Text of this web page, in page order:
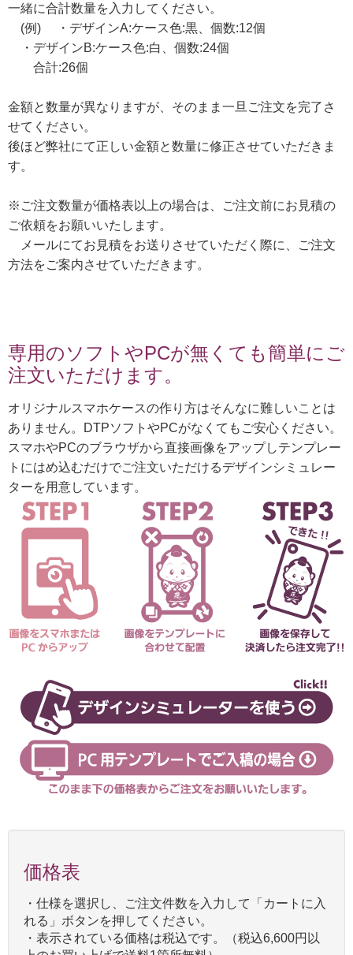
一緒に合計数量を入力してください。
(例) ・デザインA:ケース色:黒、個数:12個
・デザインB:ケース色:白、個数:24個
合計:26個
金額と数量が異なりますが、そのまま一旦ご注文を完了さ
せてください。
後ほど弊社にて正しい金額と数量に修正させていただきま
す。
※ご注文数量が価格表以上の場合は、ご注文前にお見積の
ご依頼をお願いいたします。
メールにてお見積をお送りさせていただく際に、ご注文
方法をご案内させていただきます。
専用のソフトやPCが無くても簡単にご
注文いただけます。
オリジナルスマホケースの作り方はそんなに難しいことは
ありません。DTPソフトやPCがなくてもご安心ください。
スマホやPCのブラウザから直接画像をアップしテンプレー
トにはめ込むだけでご注文いただけるデザインシミュレー
ターを用意しています。
価格表
・仕様を選択し、ご注文件数を入力して「カートに入
れる」ボタンを押してください。
・表示されている価格は税込です。（税込6,600円以